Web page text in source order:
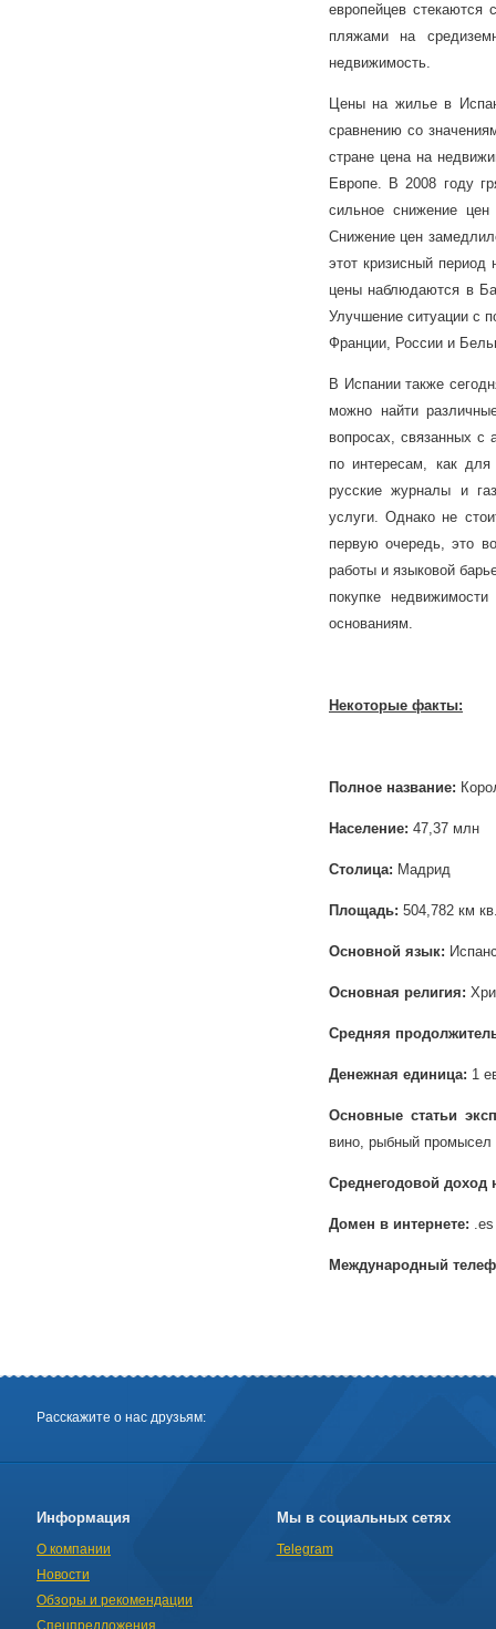
европейцев
пляжами на
недвижимость.
Цены на жилье в
сравнению со
стране цена на
Европе. В 2008 году
сильное снижение
Снижение цен
этот кризисный
цены наблюдаются в
Улучшение ситуации с
Франции, России и
В Испании также
можно найти
вопросах, связанных с
по интересам, как
русские журналы и
услуги. Однако не
первую очередь, это
работы и языковой
покупке
основаниям.
Некоторые факты:
Полное название:
Население: 47,37 млн
Столица: Мадрид
Площадь: 504,782 км
Основной язык:
Основная религия:
Средняя
Денежная единица: 1
Основные статьи
вино, рыбный промысел
Среднегодовой доход
Домен в интернете: .es
Международный
Расскажите о нас друзьям:
Информация
О компании
Новости
Обзоры и рекомендации
Спецпредложения
Мы в социальных сетях
Telegram